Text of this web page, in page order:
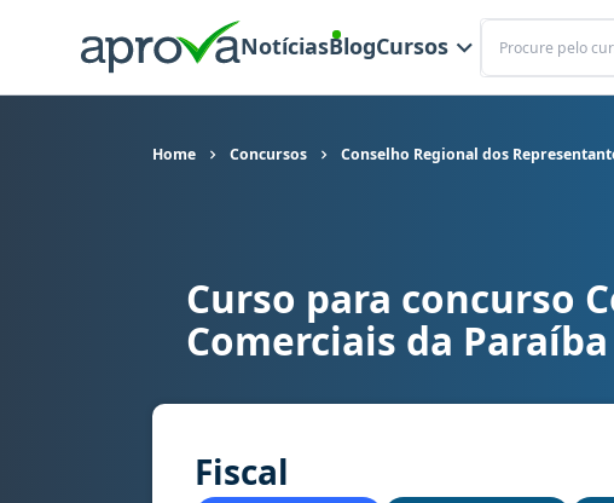
NotíciasBlogCursos
Buscar
Home Concursos Conselho Regional dos
Curso para concurso CORE PB - Conselho Regional
Curso para concurso
Comerciais da Paraíba
Fiscal